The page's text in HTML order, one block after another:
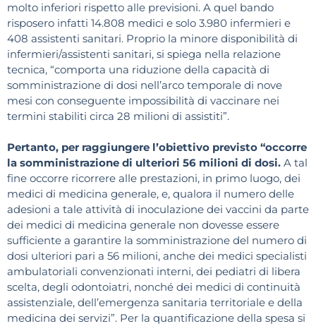
molto inferiori rispetto alle previsioni. A quel bando
risposero infatti 14.808 medici e solo 3.980 infermieri e
408 assistenti sanitari. Proprio la minore disponibilità di
infermieri/assistenti sanitari, si spiega nella relazione
tecnica, “comporta una riduzione della capacità di
somministrazione di dosi nell’arco temporale di nove
mesi con conseguente impossibilità di vaccinare nei
termini stabiliti circa 28 milioni di assistiti”.
Pertanto, per raggiungere l’obiettivo previsto “occorre
la somministrazione di ulteriori 56 milioni di dosi. A tal
fine occorre ricorrere alle prestazioni, in primo luogo, dei
medici di medicina generale, e, qualora il numero delle
adesioni a tale attività di inoculazione dei vaccini da parte
dei medici di medicina generale non dovesse essere
sufficiente a garantire la somministrazione del numero di
dosi ulteriori pari a 56 milioni, anche dei medici specialisti
ambulatoriali convenzionati interni, dei pediatri di libera
scelta, degli odontoiatri, nonché dei medici di continuità
assistenziale, dell’emergenza sanitaria territoriale e della
medicina dei servizi”. Per la quantificazione della spesa si